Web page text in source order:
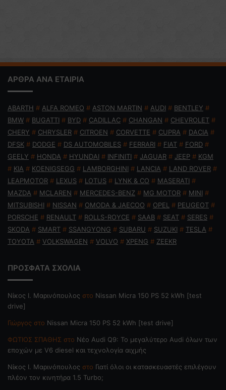
ΑΡΘΡΑ ΑΝΑ ΕΤΑΙΡΙΑ
ABARTH # ALFA ROMEO # ASTON MARTIN # AUDI # BENTLEY #
BMW # BUGATTI # BYD # CADILLAC # CHANGAN # CHEVROLET #
CHERY # CHRYSLER # CITROEN # CORVETTE # CUPRA # DACIA #
DFSK # DODGE # DS AUTOMOBILES # FERRARI # FIAT # FORD #
GEELY # HONDA # HYUNDAI # INFINITI # JAGUAR # JEEP # KGM
# KIA # KOENIGSEGG # LAMBORGHINI # LANCIA # LAND ROVER #
LEAPMOTOR # LEXUS # LOTUS # LYNK & CO # MASERATI #
MAZDA # MCLAREN # MERCEDES-BENZ # MG MOTOR # MINI #
MITSUBISHI # NISSAN # OMODA & JAECOO # OPEL # PEUGEOT #
PORSCHE # RENAULT # ROLLS-ROYCE # SAAB # SEAT # SERES #
SKODA # SMART # SSANGYONG # SUBARU # SUZUKI # TESLA #
TOYOTA # VOLKSWAGEN # VOLVO # XPENG # ZEEKR
ΠΡΟΣΦΑΤΑ ΣΧΟΛΙΑ
Nίκος Ι. Mαρινόπουλος στο Nissan Micra 150 PS 52 kWh [test
drive]
Γιώργος στο Nissan Micra 150 PS 52 kWh [test drive]
ΦΩΤΙΟΣ ΣΠΑΘΗΣ στο Νέο Audi Q9: Το μεγαλύτερο Audi όλων των
εποχών με V6 diesel και τεχνολογία αιχμής
Nίκος Ι. Mαρινόπουλος στο Γιατί όλοι οι κατασκευαστές επιλέγουν
πλέον τον κινητήρα 1.5 Turbo;